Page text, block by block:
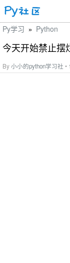
Py学习 » Python
今天开始禁止摆
By小小的python学习社 •